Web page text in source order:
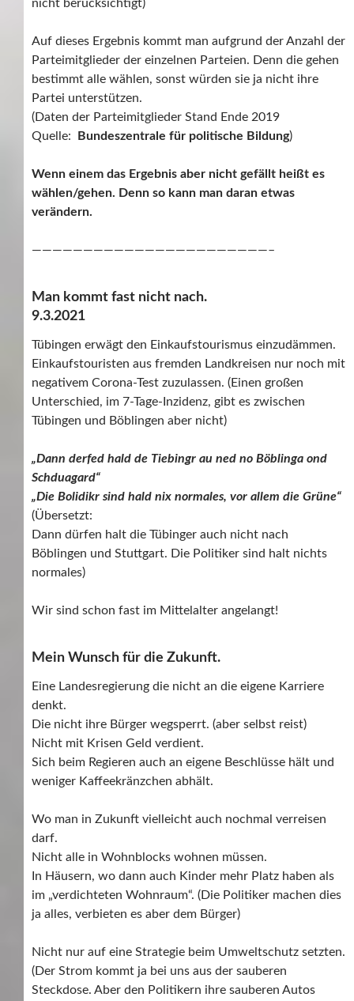
nicht berücksichtigt)
Auf dieses Ergebnis kommt man aufgrund der Anzahl der
Parteimitglieder der einzelnen Parteien. Denn die gehen
bestimmt alle wählen, sonst würden sie ja nicht ihre
Partei unterstützen.
(Daten der Parteimitglieder Stand Ende 2019
Quelle:
Bundeszentrale für politische Bildung)
Wenn einem das Ergebnis aber nicht gefällt heißt es
wählen/gehen. Denn so kann man daran etwas
verändern.
———————————————————————–
Man kommt fast nicht nach.
9.3.2021
Tübingen erwägt den Einkaufstourismus einzudämmen.
Einkaufstouristen aus fremden Landkreisen nur noch mit
negativem Corona-Test zuzulassen. (Einen großen
Unterschied, im 7-Tage-Inzidenz, gibt es zwischen
Tübingen und Böblingen aber nicht)
„Dann derfed hald de Tiebingr au ned no Böblinga ond
Schduagard“
„Die Bolidikr sind hald nix normales, vor allem die Grüne“
(Übersetzt:
Dann dürfen halt die Tübinger auch nicht nach
Böblingen und Stuttgart. Die Politiker sind halt nichts
normales)
Wir sind schon fast im Mittelalter angelangt!
Mein Wunsch für die Zukunft.
Eine Landesregierung die nicht an die eigene Karriere
denkt.
Die nicht ihre Bürger wegsperrt. (aber selbst reist)
Nicht mit Krisen Geld verdient.
Sich beim Regieren auch an eigene Beschlüsse hält und
weniger Kaffeekränzchen abhält.
Wo man in Zukunft vielleicht auch nochmal verreisen
darf.
Nicht alle in Wohnblocks wohnen müssen.
In Häusern, wo dann auch Kinder mehr Platz haben als
im „verdichteten Wohnraum“. (Die Politiker machen dies
ja alles, verbieten es aber dem Bürger)
Nicht nur auf eine Strategie beim Umweltschutz setzten.
(Der Strom kommt ja bei uns aus der sauberen
Steckdose. Aber den Politikern ihre sauberen Autos